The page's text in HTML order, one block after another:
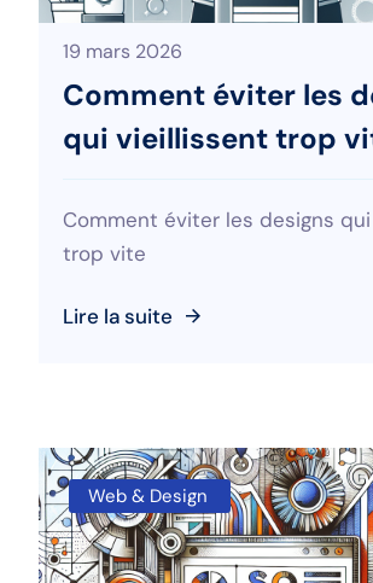
19 mars 2026
Comment éviter les
qui vieillissent trop
Comment éviter les designs
trop vite
Lire la suite
Web & Design